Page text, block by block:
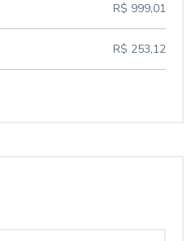
R$ 999,01
R$ 253,12